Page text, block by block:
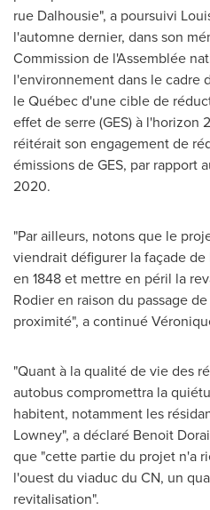
rue Dalhousie", a poursuivi
l'automne dernier, dans son
Commission de l'Assemblée
l'environnement dans le cadre
le Québec d'une cible de
effet de serre (GES) à
réitérait son engagement de
émissions de GES, par rapport
2020.
"Par ailleurs, notons que le
viendrait défigurer la façade
en 1848 et mettre en péril la
Rodier en raison du passage
proximité", a continué
"Quant à la qualité de vie des
autobus compromettra la
habitent, notamment les
Lowney", a déclaré Benoit
que "cette partie du projet n'a
l'ouest du viaduc du CN, un
revitalisation".